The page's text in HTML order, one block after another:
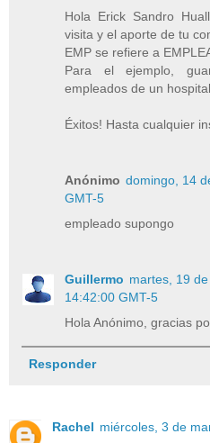
Hola Erick Sandro
visita y el aporte de tu
EMP se refiere a
Para el ejemplo,
empleados de un
Éxitos! Hasta cualquier
Anónimo domingo, 14
GMT-5
empleado supongo
Guillermo martes, 19
14:42:00 GMT-5
Hola Anónimo, gracias
Responder
Rachel miércoles, 3 de